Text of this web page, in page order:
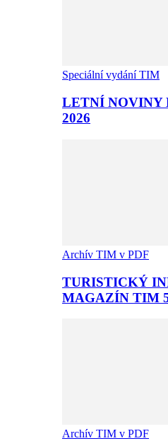
Speciální vydání TIM
LETNÍ NOVINY
2026
Archív TIM v PDF
TURISTICKÝ
MAGAZÍN TIM
Archív TIM v PDF